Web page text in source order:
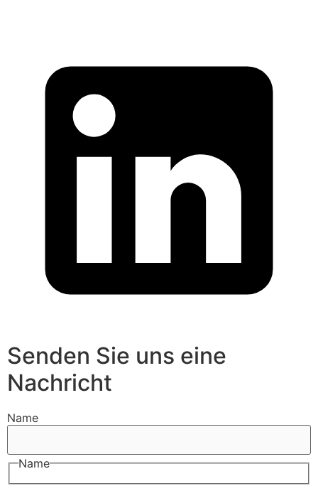
Senden Sie uns eine
Nachricht
Name
Name